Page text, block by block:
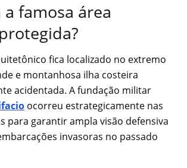
famosa área
fica localizado no extremo
e montanhosa ilha costeira
acidentada. A fundação militar
ocorreu estrategicamente nas
para garantir ampla visão defensiva
invasoras no passado